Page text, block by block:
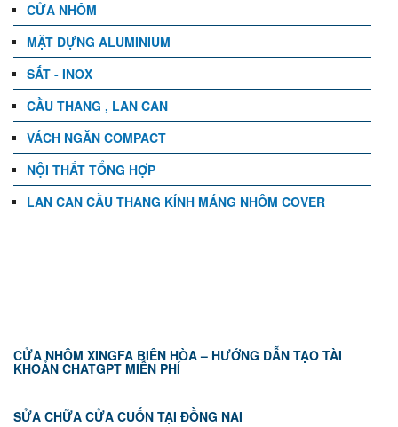
CỬA NHÔM
MẶT DỰNG ALUMINIUM
SẮT - INOX
CẦU THANG , LAN CAN
VÁCH NGĂN COMPACT
NỘI THẤT TỔNG HỢP
LAN CAN CẦU THANG KÍNH MÁNG NHÔM COVER
CỬA NHÔM XINGFA BIÊN HÒA – HƯỚNG DẪN TẠO TÀI
KHOẢN CHATGPT MIỄN PHÍ
SỬA CHỮA CỬA CUỐN TẠI ĐỒNG NAI